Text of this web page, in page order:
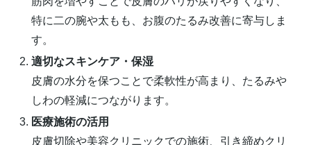
特に二の腕や太もも、お腹のたるみ改善に寄与しま
す。
適切なスキンケア・保湿
皮膚の水分を保つことで柔軟性が高まり、たるみや
しわの軽減につながります。
医療施術の活用
皮膚切除や美容クリニックでの施術、引き締めクリ